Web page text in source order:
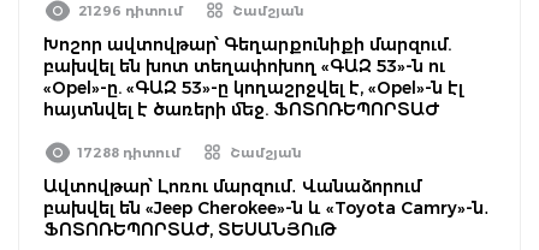
21296 դիտում Շամշյան
Խոշոր ավտովթար՝ Գեղարքունիքի մարզում.
բախվել են խոտ տեղափոխող «ԳԱԶ 53»-ն ու
«Opel»-ը. «ԳԱԶ 53»-ը կողաշրջվել է, «Opel»-ն էլ
հայտնվել է ծառերի մեջ. ՖՈՏՈՌԵՊՈՐՏԱԺ
17288 դիտում Շամշյան
Ավտովթար՝ Լոռու մարզում․ Վանաձորում
բախվել են «Jeep Cherokee»-ն և «Toyota Camry»-ն․
ՖՈՏՈՌԵՊՈՐՏԱԺ, ՏԵՍԱՆՅՈւԹ